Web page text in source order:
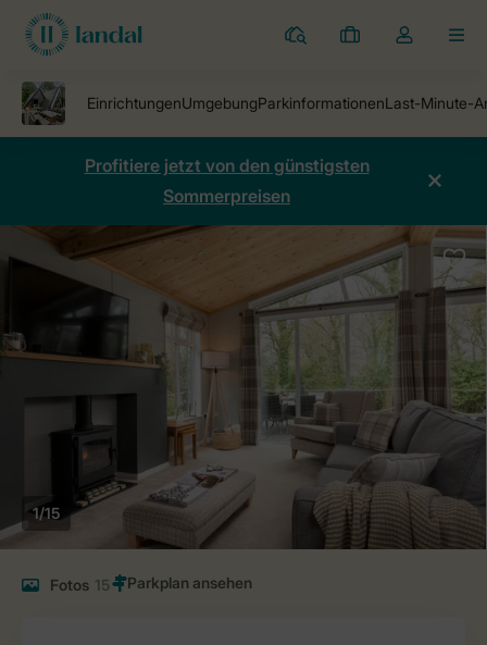
Ferienparks
Meine
Dropdown-
öffnen
Profitiere jetzt von den günstigsten
Sommerpreisen
1/15
Fotos 15